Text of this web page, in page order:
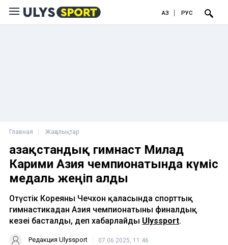
ҚАЗ РУС
Главная Жаңалықтар
Қазақстандық гимнаст Милад
Карими Азия чемпионатында күміс
медаль жеңіп алды
Оңтүстік Кореяның Чечхон қаласында спорттық
гимнастикадан Азия чемпионатының финалдық
кезеңі басталды, деп хабарлайды Ulyssport.
Редакция Ulyssport 07.06.2025, 11:46